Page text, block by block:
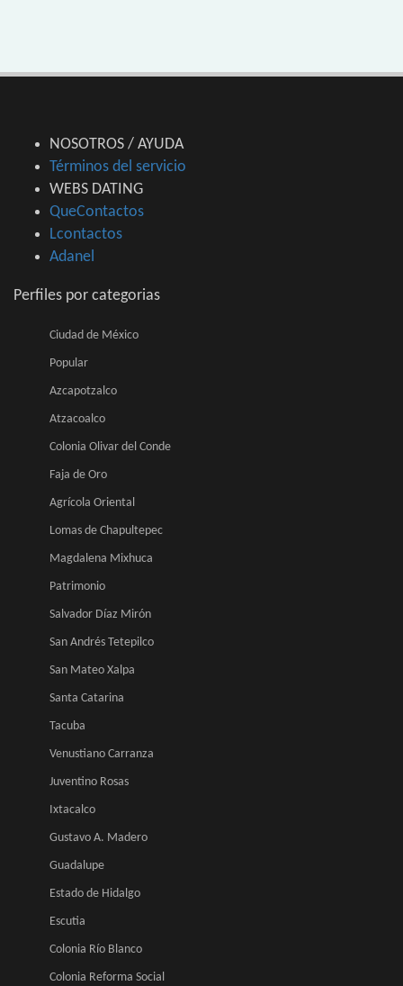
NOSOTROS / AYUDA
Términos del servicio
WEBS DATING
QueContactos
Lcontactos
Adanel
Perfiles por categorias
Ciudad de México
Popular
Azcapotzalco
Atzacoalco
Colonia Olivar del Conde
Faja de Oro
Agrícola Oriental
Lomas de Chapultepec
Magdalena Mixhuca
Patrimonio
Salvador Díaz Mirón
San Andrés Tetepilco
San Mateo Xalpa
Santa Catarina
Tacuba
Venustiano Carranza
Juventino Rosas
Ixtacalco
Gustavo A. Madero
Guadalupe
Estado de Hidalgo
Escutia
Colonia Río Blanco
Colonia Reforma Social